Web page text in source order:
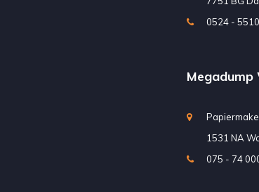
0524 -
Megadump
1531 NA
075 - 74